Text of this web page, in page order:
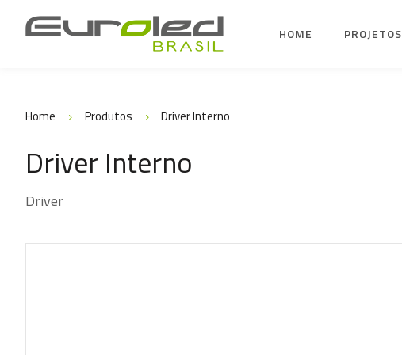
HOME PROJETOS
Home Produtos Driver Interno
Driver Interno
Driver